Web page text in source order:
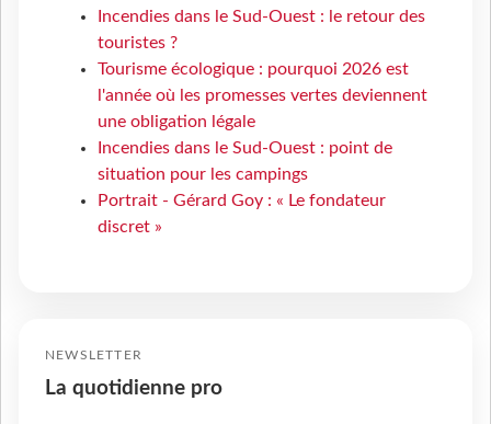
Incendies dans le Sud-Ouest : le retour des
touristes ?
Tourisme écologique : pourquoi 2026 est
l'année où les promesses vertes deviennent
une obligation légale
Incendies dans le Sud-Ouest : point de
situation pour les campings
Portrait - Gérard Goy : « Le fondateur
discret »
NEWSLETTER
La quotidienne pro